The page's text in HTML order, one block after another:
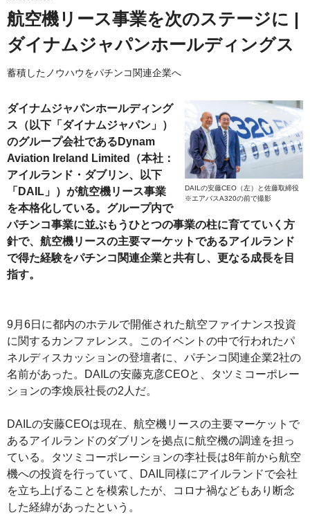
航空機リース事業を次のステージに |
ダイナムジャパンホールディングス
蓄積したノウハウをパチンコ関連企業へ
DAILの安藤CEO（左）と佐藤取締役
※エアバスA320の前で撮影
ダイナムジャパンホールディング
ス（以下「ダイナムジャパン」）
のグループ会社であるDynam
Aviation Ireland Limited（本社：
アイルランド・ダブリン、以下
「DAIL」）が航空機リース事業
を本格化している。グループ内で
パチンコ事業に並ぶもうひとつの事業の柱に育てていく方
針で、航空機リースの主要マーケットであるアイルランド
で得た経験をパチンコ関連企業と共有し、更なる成長を目
指す。
9月6日に都内のホテルで開催された航空ファイナンス投資
に関するカンファレンス。このイベントの中で行われたパ
ネルディスカッションの登壇者に、パチンコ関連企業2社の
名前があった。DAILの安藤克彦CEOと、タツミコーポレー
ションの李煥辰社長の2人だ。
DAILの安藤CEOは現在、航空機リースの主要マーケットで
あるアイルランドのダブリンを拠点に航空機の調達を担っ
ている。タツミコーポレーションの李社長は8年前から航空
機への投資を行っていて、DAIL同様にアイルランドで会社
を立ち上げることを模索したが、コロナ禍などもあり断念
した経緯があったという。